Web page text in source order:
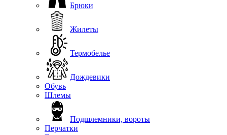
Брюки
Жилеты
Термобелье
Дождевики
Обувь
Шлемы
Подшлемники, вороты
Перчатки